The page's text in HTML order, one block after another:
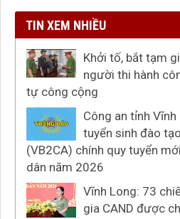
TIN XEM NHIỀU
Khởi tố, bắt tạm
người thi hành
tự công cộng
Công an tỉnh
tuyển sinh đào
(VB2CA) chính quy tuyển
dân năm 2026
Vĩnh Long: 73
gia CAND được